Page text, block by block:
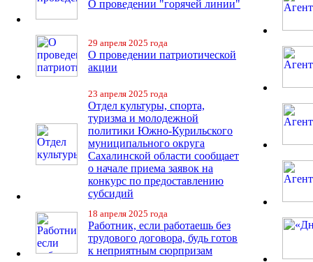
О проведении "горячей линии"
29 апреля 2025 года
О проведении патриотической
акции
23 апреля 2025 года
Отдел культуры, спорта,
туризма и молодежной
политики Южно-Курильского
муниципального округа
Сахалинской области сообщает
о начале приема заявок на
конкурс по предоставлению
субсидий
18 апреля 2025 года
Работник, если работаешь без
трудового договора, будь готов
к неприятным сюрпризам